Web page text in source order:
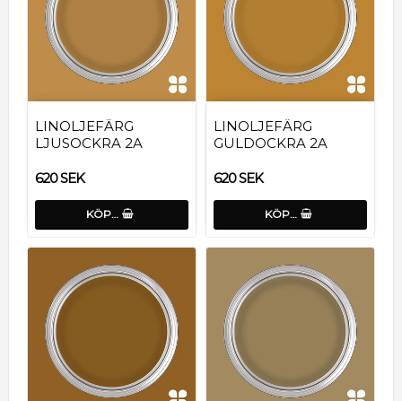
LINOLJEFÄRG
LJUSOCKRA 2A
620 SEK
KÖP…
LINOLJEFÄRG
GULDOCKRA 2A
620 SEK
KÖP…